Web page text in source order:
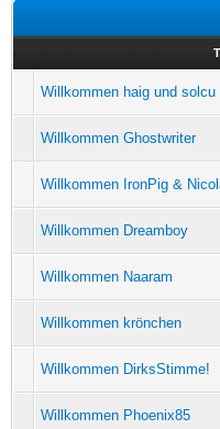
Willkommen haig und solcu
Willkommen Ghostwriter
Willkommen IronPig &
Willkommen Dreamboy
Willkommen Naaram
Willkommen krönchen
Willkommen DirksStimme!
Willkommen Phoenix85